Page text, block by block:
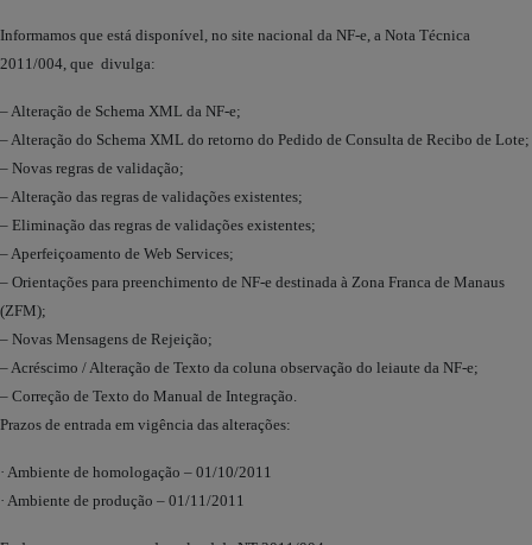
Informamos que está disponível, no site nacional da NF-e, a Nota Técnica
2011/004, que divulga:
– Alteração de Schema XML da NF-e;
– Alteração do Schema XML do retorno do Pedido de Consulta de Recibo de Lote;
– Novas regras de validação;
– Alteração das regras de validações existentes;
– Eliminação das regras de validações existentes;
– Aperfeiçoamento de Web Services;
– Orientações para preenchimento de NF-e destinada à Zona Franca de Manaus
(ZFM);
– Novas Mensagens de Rejeição;
– Acréscimo / Alteração de Texto da coluna observação do leiaute da NF-e;
– Correção de Texto do Manual de Integração.
Prazos de entrada em vigência das alterações:
· Ambiente de homologação – 01/10/2011
· Ambiente de produção – 01/11/2011